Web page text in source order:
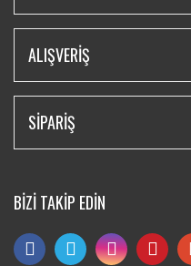
ALIŞVERİŞ
SİPARİŞ
BİZİ TAKİP EDİN